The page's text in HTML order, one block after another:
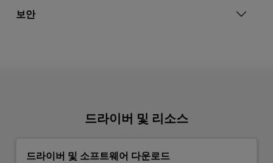
보안
드라이버 및 리소스
드라이버 및 소프트웨어 다운로드